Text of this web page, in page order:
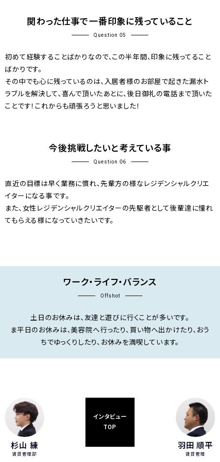
関わった仕事で一番印象に残っていること
Question 05
初めて経験することばかりなので、この半年間、印象に残ってること
ばかりです。
その中でも心に残っているのは、入居者様のお部屋で起きた漏水ト
ラブルを解決して、喜んで頂いたあとに、後日御礼の電話まで頂いた
ことです！これからも頑張ろうと思いました！
今後挑戦したいと考えている事
Question 06
直近の目標は早く業務に慣れ、先輩方の様なレジデンシャルクリエ
イターになる事です。
また、女性レジデンシャルクリエイターの先駆者として後輩達に憧れ
てもらえる様になっていきたいです。
ワーク・ライフ・バランス
Offshot
土日のお休みは、友達と遊びに行くことが多いです。
ま平日のお休みは、美容院へ行ったり、買い物へ出かけたり、おう
ちでゆっくりしたり、お休みを満喫しています。
杉山 練
賃貸管理部
インタビュー
TOP
羽田 順平
賃貸管理